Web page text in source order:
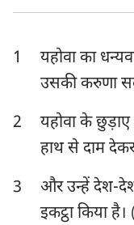
एस्तेर
सभोपदेशक
विलापगीत
1
यहोवा का
उसकी करुणा
2
यहोवा के
हाथ से दाम
3
और उन्हें देश-देश
इकट्ठा किया है।